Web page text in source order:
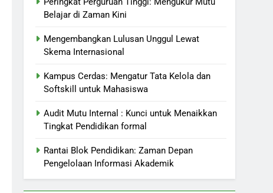
Belajar di Zaman Kini
Mengembangkan Lulusan Unggul Lewat
Skema Internasional
Kampus Cerdas: Mengatur Tata Kelola dan
Softskill untuk Mahasiswa
Audit Mutu Internal : Kunci untuk Menaikkan
Tingkat Pendidikan formal
Rantai Blok Pendidikan: Zaman Depan
Pengelolaan Informasi Akademik